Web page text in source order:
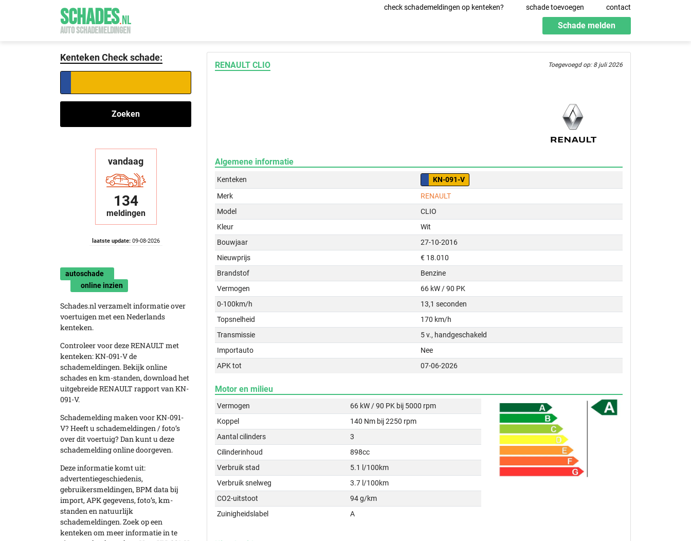
SCHADES.NL
AUTO SCHADEMELDINGEN
check schademeldingen op kenteken? schade toevoegen contact
Schade melden
Kenteken Check schade:
Zoeken
vandaag
134
meldingen
laatste update:09-08-2026
autoschade
online inzien
Schades.nl verzamelt informatie over
voertuigen met een Nederlands
kenteken.
Controleer voor deze RENAULT met
kenteken: KN-091-V de
schademeldingen. Bekijk online
schades en km-standen, download het
uitgebreide RENAULT rapport van KN-
091-V.
Schademelding maken voor KN-091-
V? Heeft u schademeldingen / foto’s
over dit voertuig? Dan kunt u deze
schademelding online doorgeven.
Deze informatie komt uit:
advertentiegeschiedenis,
gebruikersmeldingen, BPM data bij
import, APK gegevens, foto’s, km-
standen en natuurlijk
schademeldingen. Zoek op een
kenteken om meer informatie in te
RENAULT CLIO Toegevoegd op: 8 juli 2026
Algemene informatie
Kenteken
KN-091-V
Merk
RENAULT
Model
CLIO
Kleur
Wit
Bouwjaar
27-10-2016
Nieuwprijs
€ 18.010
Brandstof
Benzine
Vermogen
66 kW / 90 PK
0-100km/h
13,1 seconden
Topsnelheid
170 km/h
Transmissie
5 v., handgeschakeld
Importauto
Nee
APK tot
07-06-2026
Motor en milieu
Vermogen
66 kW / 90 PK bij 5000 rpm
Koppel
140 Nm bij 2250 rpm
Aantal cilinders
3
Cilinderinhoud
898cc
Verbruik stad
5.1 l/100km
Verbruik snelweg
3.7 l/100km
CO2-uitstoot
94 g/km
Zuinigheidslabel
A